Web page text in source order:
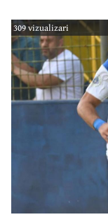
309 vizualizari